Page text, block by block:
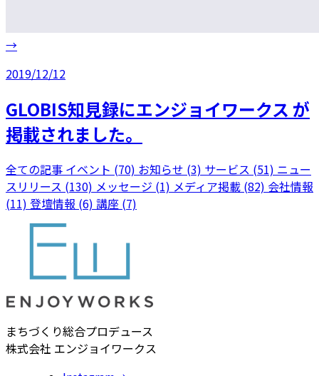
→
2019/12/12
GLOBIS知見録にエンジョイワークス が
掲載されました。
全ての記事 イベント (70) お知らせ (3) サービス (51) ニュー
スリリース (130) メッセージ (1) メディア掲載 (82) 会社情報
(11) 登壇情報 (6) 講座 (7)
まちづくり総合プロデュース
株式会社 エンジョイワークス